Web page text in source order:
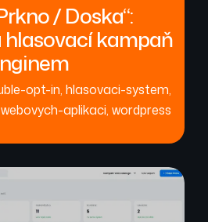
/ Doska“:
kampaň
opt-in, hlasovaci-system,
aplikaci, wordpress